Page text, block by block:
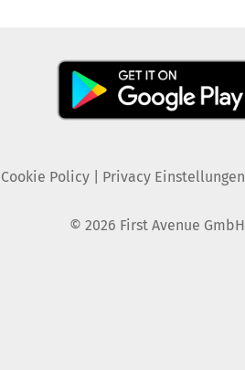
Cookie Policy| Privacy Einstellungen
© 2026 First Avenue GmbH